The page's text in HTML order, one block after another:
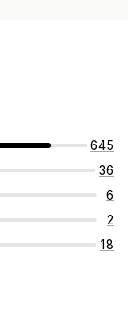
645
36
6
2
18